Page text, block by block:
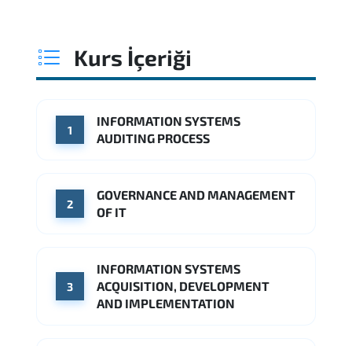
Kurs İçeriği
1
INFORMATION SYSTEMS
AUDITING PROCESS
2
GOVERNANCE AND MANAGEMENT
OF IT
3
INFORMATION SYSTEMS
ACQUISITION, DEVELOPMENT
AND IMPLEMENTATION